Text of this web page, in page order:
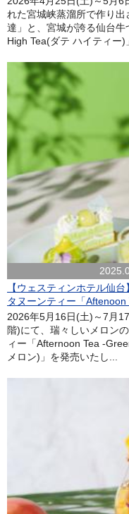
れた宮城峡蒸溜所で作り
達」と、宮城が誇る仙台
High Tea(ダテ ハイティー)
【ウェスティンホテル仙
タヌーンティー「Aftenoon
2026年5月16日(土)～7月
階)にて、瑞々しいメロン
ィー「Afternoon Tea -
メロン)」を発売いたし...